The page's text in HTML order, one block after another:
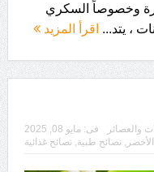
وخصوصاً السكري
، يتد... اقرأ المزيد
فى:مايو 08, 2025
والعصائر
, نصائح طبية, نصائح غذائية